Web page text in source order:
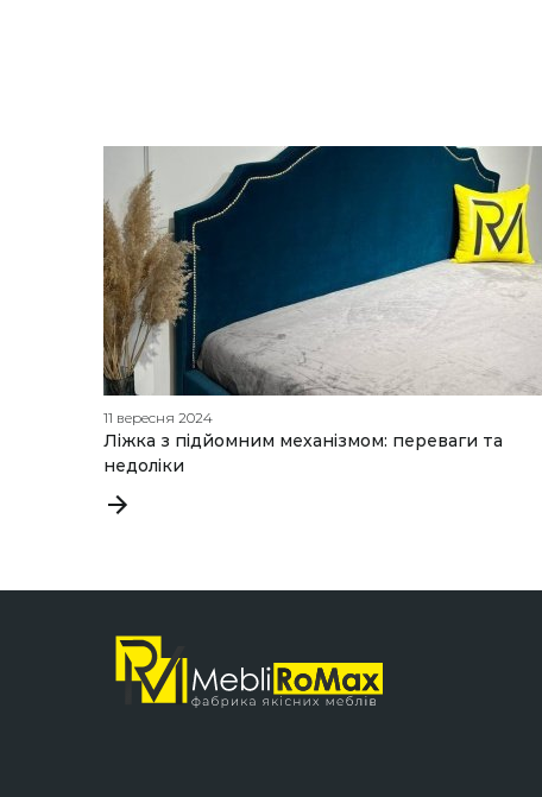
11 вересня 2024
Ліжка з підйомним механізмом: переваги та
недоліки